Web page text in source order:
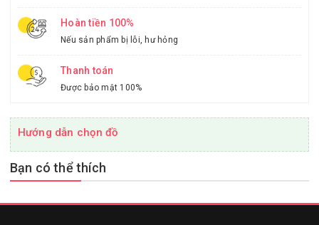
Hoàn tiền 100%
Nếu sản phẩm bị lỗi, hư hỏng
Thanh toán
Được bảo mật 100%
Hướng dẫn chọn đồ
Bạn có thể thích